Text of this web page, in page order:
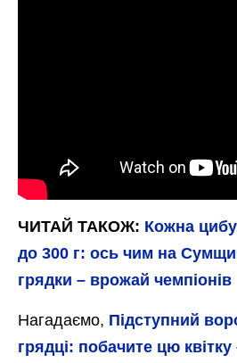
ЧИТАЙ ТАКОЖ: Кожна
до 300 г: ось чим на
грядки – врожай чемпіонів
Нагадаємо, Підступний
грядці: побачите цю